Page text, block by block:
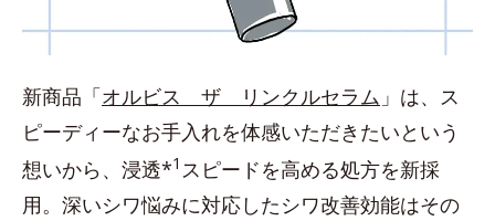
新商品「オルビス ザ リンクルセラム 」は、ス
ピーディーなお手入れを体感いただきたいという
想いから、浸透*1 スピードを高める処方を新採
用。深いシワ悩みに対応したシワ改善効能はその